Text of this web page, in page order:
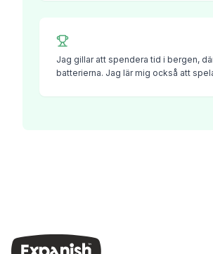
Jag gillar att spendera tid i bergen,
batterierna. Jag lär mig också att